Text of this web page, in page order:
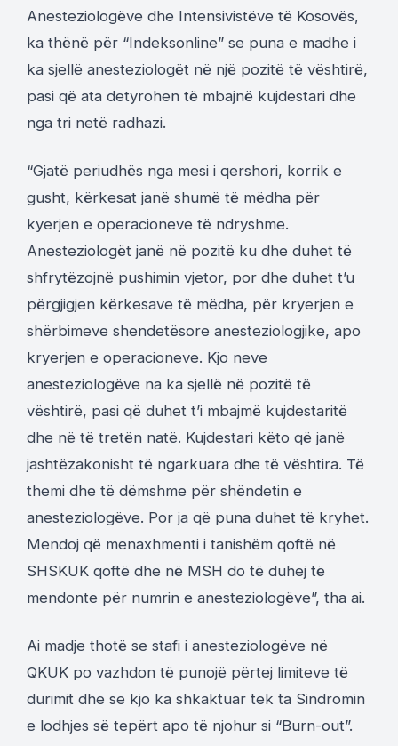
Anesteziologëve dhe Intensivistëve të Kosovës,
ka thënë për “Indeksonline” se puna e madhe i
ka sjellë anesteziologët në një pozitë të vështirë,
pasi që ata detyrohen të mbajnë kujdestari dhe
nga tri netë radhazi.
“Gjatë periudhës nga mesi i qershori, korrik e
gusht, kërkesat janë shumë të mëdha për
kyerjen e operacioneve të ndryshme.
Anesteziologët janë në pozitë ku dhe duhet të
shfrytëzojnë pushimin vjetor, por dhe duhet t’u
përgjigjen kërkesave të mëdha, për kryerjen e
shërbimeve shendetësore anesteziologjike, apo
kryerjen e operacioneve. Kjo neve
anesteziologëve na ka sjellë në pozitë të
vështirë, pasi që duhet t’i mbajmë kujdestaritë
dhe në të tretën natë. Kujdestari këto që janë
jashtëzakonisht të ngarkuara dhe të vështira. Të
themi dhe të dëmshme për shëndetin e
anesteziologëve. Por ja që puna duhet të kryhet.
Mendoj që menaxhmenti i tanishëm qoftë në
SHSKUK qoftë dhe në MSH do të duhej të
mendonte për numrin e anesteziologëve”, tha ai.
Ai madje thotë se stafi i anesteziologëve në
QKUK po vazhdon të punojë përtej limiteve të
durimit dhe se kjo ka shkaktuar tek ta Sindromin
e lodhjes së tepërt apo të njohur si “Burn-out”.